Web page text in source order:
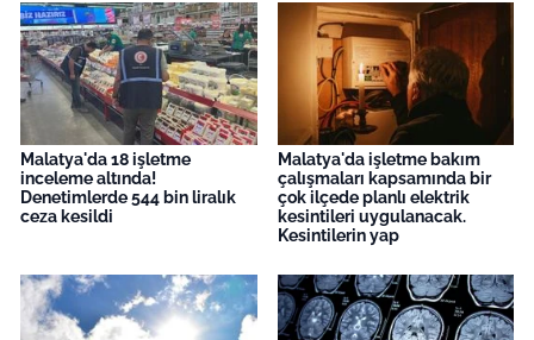
Malatya'da 18 işletme
inceleme altında!
Denetimlerde 544 bin liralık
ceza kesildi
Malatya'da işletme bakım
çalışmaları kapsamında bir
çok ilçede planlı elektrik
kesintileri uygulanacak.
Kesintilerin yap